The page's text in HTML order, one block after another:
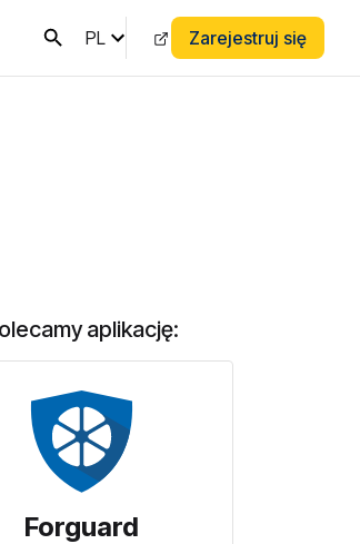
PL Zarejestruj się
aplikację:
Forguard